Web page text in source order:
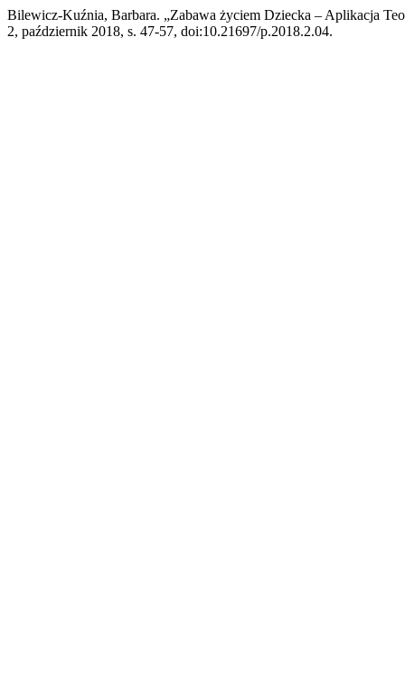
Bilewicz-Kuźnia, Barbara. „Zabawa życiem Dziecka – Aplikacja
2, październik 2018, s. 47-57, doi:10.21697/p.2018.2.04.